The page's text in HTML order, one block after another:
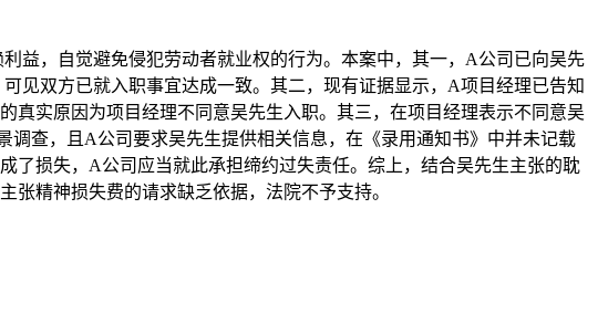
益，自觉避免侵犯劳动者就业权的行为。本案中，其一， A公司已向吴先
见双方已就入职事宜达成一致。其二，现有证据显示，A项目经理已告知
真实原因为项目经理不同意吴先生入职。其三，在项目经理表示不同意吴
查，且A公司要求吴先生提供相关信息，在《录用通知书》中并未记载
了损失，A公司应当就此承担缔约过失责任。综上，结合吴先生主张的耽
精神损失费的请求缺乏依据，法院不予支持。